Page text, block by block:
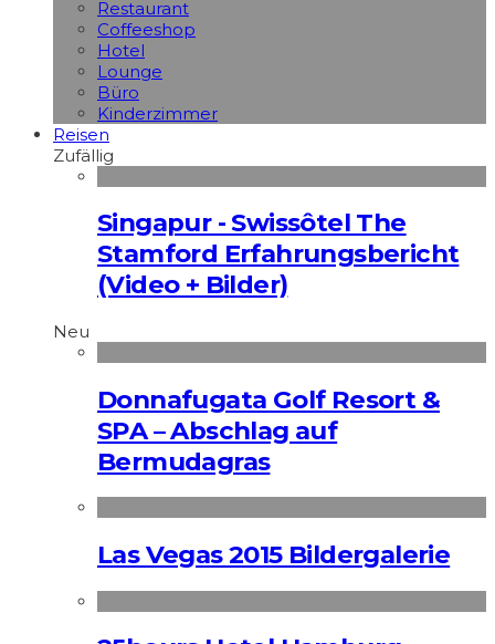
Restaurant
Coffeeshop
Hotel
Lounge
Büro
Kinderzimmer
Reisen
Zufällig
Singapur - Swissôtel The
Stamford Erfahrungsbericht
(Video + Bilder)
Neu
Donnafugata Golf Resort &
SPA – Abschlag auf
Bermudagras
Las Vegas 2015 Bildergalerie